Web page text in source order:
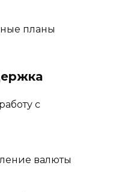
планы
с
валюты